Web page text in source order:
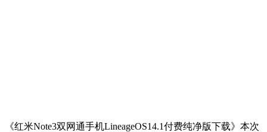
《红米Note3双网通手机LineageOS14.1付费纯净版下载》本次